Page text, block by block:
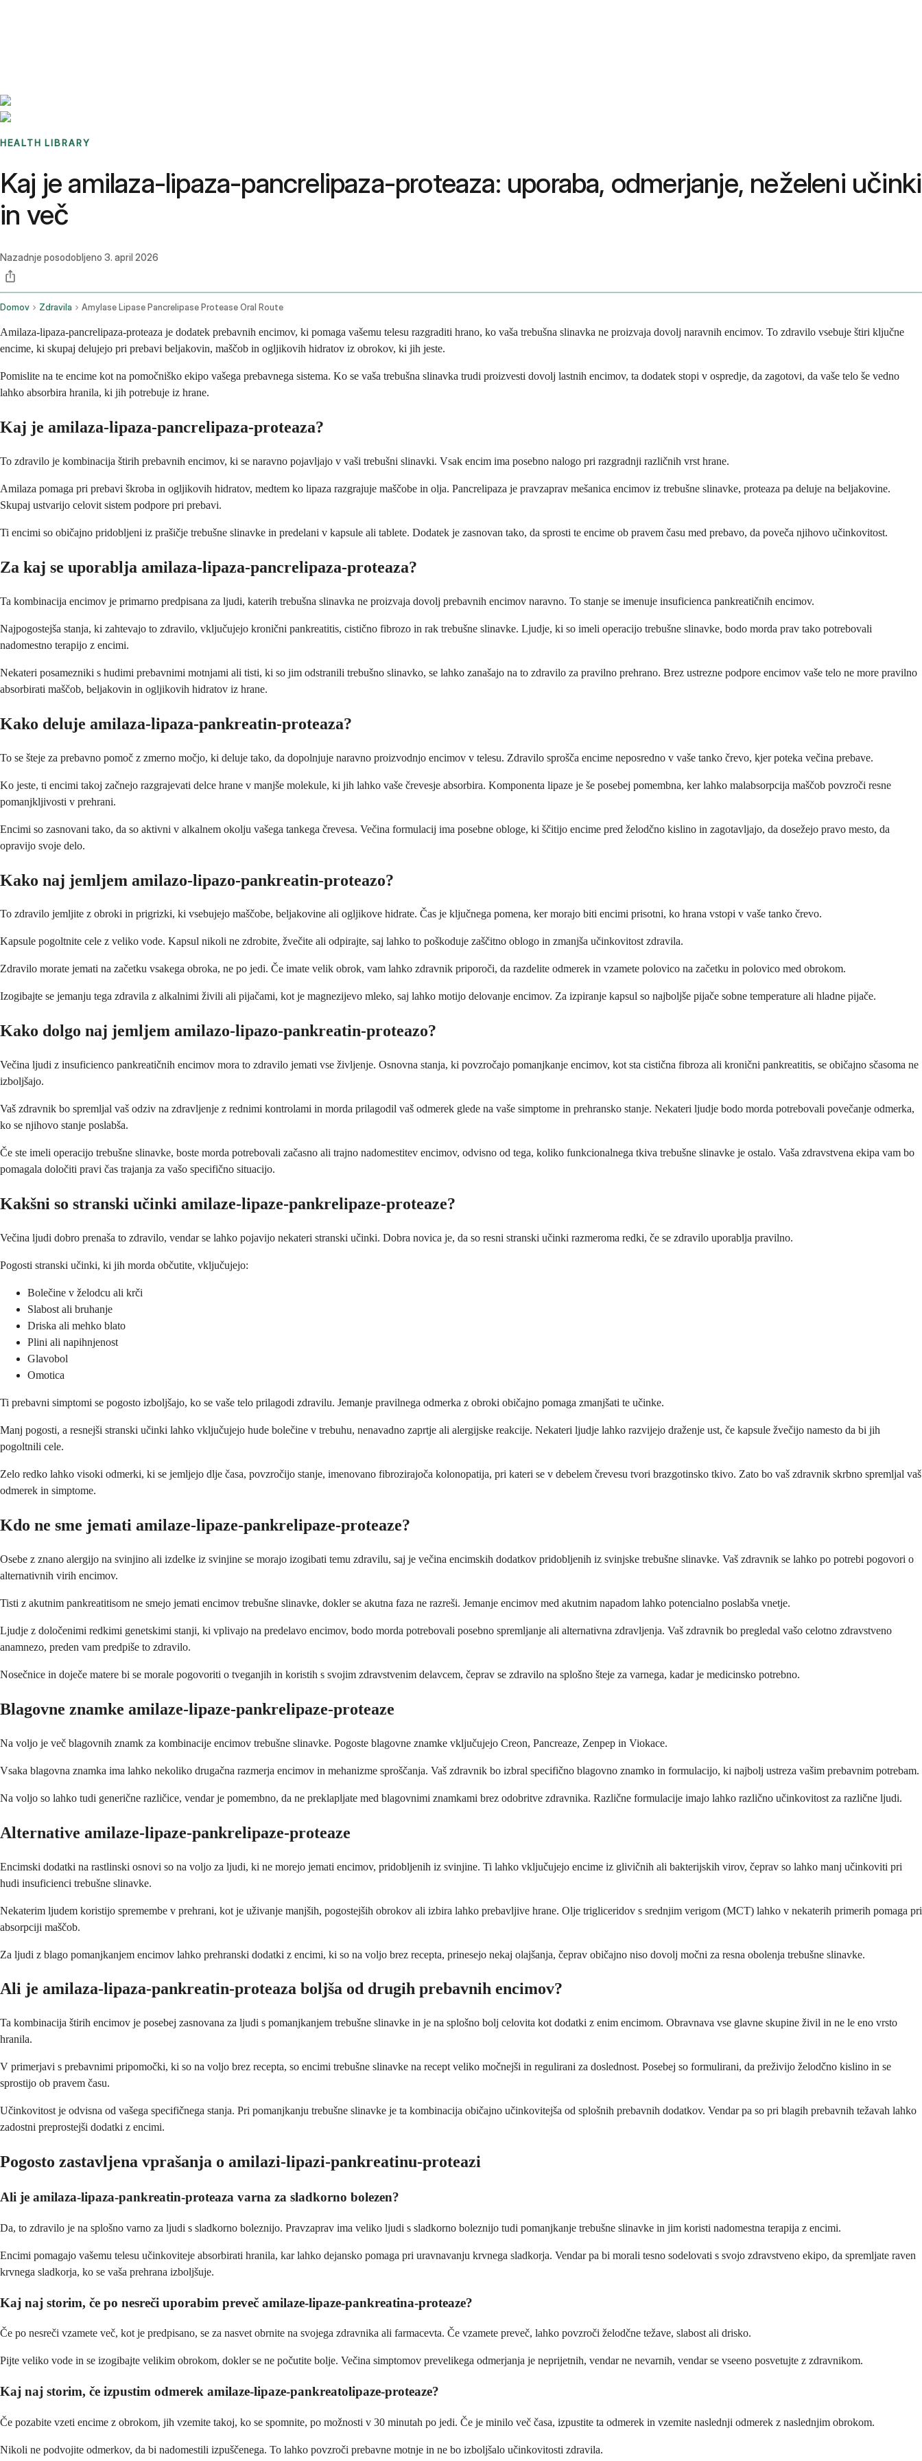
HEALTH LIBRARY
Kaj je amilaza-lipaza-pancrelipaza-proteaza: uporaba, odmerjanje, neželeni učinki
in več
Nazadnje posodobljeno 3. april 2026
Domov Zdravila Amylase Lipase Pancrelipase Protease Oral Route
Amilaza-lipaza-pancrelipaza-proteaza je dodatek prebavnih encimov, ki pomaga vašemu telesu razgraditi hrano, ko vaša trebušna slinavka ne proizvaja dovolj naravnih encimov. To zdravilo vsebuje štiri ključne
encime, ki skupaj delujejo pri prebavi beljakovin, maščob in ogljikovih hidratov iz obrokov, ki jih jeste.
Pomislite na te encime kot na pomočniško ekipo vašega prebavnega sistema. Ko se vaša trebušna slinavka trudi proizvesti dovolj lastnih encimov, ta dodatek stopi v ospredje, da zagotovi, da vaše telo še vedno
lahko absorbira hranila, ki jih potrebuje iz hrane.
Kaj je amilaza-lipaza-pancrelipaza-proteaza?
To zdravilo je kombinacija štirih prebavnih encimov, ki se naravno pojavljajo v vaši trebušni slinavki. Vsak encim ima posebno nalogo pri razgradnji različnih vrst hrane.
Amilaza pomaga pri prebavi škroba in ogljikovih hidratov, medtem ko lipaza razgrajuje maščobe in olja. Pancrelipaza je pravzaprav mešanica encimov iz trebušne slinavke, proteaza pa deluje na beljakovine.
Skupaj ustvarijo celovit sistem podpore pri prebavi.
Ti encimi so običajno pridobljeni iz prašičje trebušne slinavke in predelani v kapsule ali tablete. Dodatek je zasnovan tako, da sprosti te encime ob pravem času med prebavo, da poveča njihovo učinkovitost.
Za kaj se uporablja amilaza-lipaza-pancrelipaza-proteaza?
Ta kombinacija encimov je primarno predpisana za ljudi, katerih trebušna slinavka ne proizvaja dovolj prebavnih encimov naravno. To stanje se imenuje insuficienca pankreatičnih encimov.
Najpogostejša stanja, ki zahtevajo to zdravilo, vključujejo kronični pankreatitis, cistično fibrozo in rak trebušne slinavke. Ljudje, ki so imeli operacijo trebušne slinavke, bodo morda prav tako potrebovali
nadomestno terapijo z encimi.
Nekateri posamezniki s hudimi prebavnimi motnjami ali tisti, ki so jim odstranili trebušno slinavko, se lahko zanašajo na to zdravilo za pravilno prehrano. Brez ustrezne podpore encimov vaše telo ne more pravilno
absorbirati maščob, beljakovin in ogljikovih hidratov iz hrane.
Kako deluje amilaza-lipaza-pankreatin-proteaza?
To se šteje za prebavno pomoč z zmerno močjo, ki deluje tako, da dopolnjuje naravno proizvodnjo encimov v telesu. Zdravilo sprošča encime neposredno v vaše tanko črevo, kjer poteka večina prebave.
Ko jeste, ti encimi takoj začnejo razgrajevati delce hrane v manjše molekule, ki jih lahko vaše črevesje absorbira. Komponenta lipaze je še posebej pomembna, ker lahko malabsorpcija maščob povzroči resne
pomanjkljivosti v prehrani.
Encimi so zasnovani tako, da so aktivni v alkalnem okolju vašega tankega črevesa. Večina formulacij ima posebne obloge, ki ščitijo encime pred želodčno kislino in zagotavljajo, da dosežejo pravo mesto, da
opravijo svoje delo.
Kako naj jemljem amilazo-lipazo-pankreatin-proteazo?
To zdravilo jemljite z obroki in prigrizki, ki vsebujejo maščobe, beljakovine ali ogljikove hidrate. Čas je ključnega pomena, ker morajo biti encimi prisotni, ko hrana vstopi v vaše tanko črevo.
Kapsule pogoltnite cele z veliko vode. Kapsul nikoli ne zdrobite, žvečite ali odpirajte, saj lahko to poškoduje zaščitno oblogo in zmanjša učinkovitost zdravila.
Zdravilo morate jemati na začetku vsakega obroka, ne po jedi. Če imate velik obrok, vam lahko zdravnik priporoči, da razdelite odmerek in vzamete polovico na začetku in polovico med obrokom.
Izogibajte se jemanju tega zdravila z alkalnimi živili ali pijačami, kot je magnezijevo mleko, saj lahko motijo delovanje encimov. Za izpiranje kapsul so najboljše pijače sobne temperature ali hladne pijače.
Kako dolgo naj jemljem amilazo-lipazo-pankreatin-proteazo?
Večina ljudi z insuficienco pankreatičnih encimov mora to zdravilo jemati vse življenje. Osnovna stanja, ki povzročajo pomanjkanje encimov, kot sta cistična fibroza ali kronični pankreatitis, se običajno sčasoma ne
izboljšajo.
Vaš zdravnik bo spremljal vaš odziv na zdravljenje z rednimi kontrolami in morda prilagodil vaš odmerek glede na vaše simptome in prehransko stanje. Nekateri ljudje bodo morda potrebovali povečanje odmerka,
ko se njihovo stanje poslabša.
Če ste imeli operacijo trebušne slinavke, boste morda potrebovali začasno ali trajno nadomestitev encimov, odvisno od tega, koliko funkcionalnega tkiva trebušne slinavke je ostalo. Vaša zdravstvena ekipa vam bo
pomagala določiti pravi čas trajanja za vašo specifično situacijo.
Kakšni so stranski učinki amilaze-lipaze-pankrelipaze-proteaze?
Večina ljudi dobro prenaša to zdravilo, vendar se lahko pojavijo nekateri stranski učinki. Dobra novica je, da so resni stranski učinki razmeroma redki, če se zdravilo uporablja pravilno.
Pogosti stranski učinki, ki jih morda občutite, vključujejo:
Bolečine v želodcu ali krči
Slabost ali bruhanje
Driska ali mehko blato
Plini ali napihnjenost
Glavobol
Omotica
Ti prebavni simptomi se pogosto izboljšajo, ko se vaše telo prilagodi zdravilu. Jemanje pravilnega odmerka z obroki običajno pomaga zmanjšati te učinke.
Manj pogosti, a resnejši stranski učinki lahko vključujejo hude bolečine v trebuhu, nenavadno zaprtje ali alergijske reakcije. Nekateri ljudje lahko razvijejo draženje ust, če kapsule žvečijo namesto da bi jih
pogoltnili cele.
Zelo redko lahko visoki odmerki, ki se jemljejo dlje časa, povzročijo stanje, imenovano fibrozirajoča kolonopatija, pri kateri se v debelem črevesu tvori brazgotinsko tkivo. Zato bo vaš zdravnik skrbno spremljal vaš
odmerek in simptome.
Kdo ne sme jemati amilaze-lipaze-pankrelipaze-proteaze?
Osebe z znano alergijo na svinjino ali izdelke iz svinjine se morajo izogibati temu zdravilu, saj je večina encimskih dodatkov pridobljenih iz svinjske trebušne slinavke. Vaš zdravnik se lahko po potrebi pogovori o
alternativnih virih encimov.
Tisti z akutnim pankreatitisom ne smejo jemati encimov trebušne slinavke, dokler se akutna faza ne razreši. Jemanje encimov med akutnim napadom lahko potencialno poslabša vnetje.
Ljudje z določenimi redkimi genetskimi stanji, ki vplivajo na predelavo encimov, bodo morda potrebovali posebno spremljanje ali alternativna zdravljenja. Vaš zdravnik bo pregledal vašo celotno zdravstveno
anamnezo, preden vam predpiše to zdravilo.
Nosečnice in doječe matere bi se morale pogovoriti o tveganjih in koristih s svojim zdravstvenim delavcem, čeprav se zdravilo na splošno šteje za varnega, kadar je medicinsko potrebno.
Blagovne znamke amilaze-lipaze-pankrelipaze-proteaze
Na voljo je več blagovnih znamk za kombinacije encimov trebušne slinavke. Pogoste blagovne znamke vključujejo Creon, Pancreaze, Zenpep in Viokace.
Vsaka blagovna znamka ima lahko nekoliko drugačna razmerja encimov in mehanizme sproščanja. Vaš zdravnik bo izbral specifično blagovno znamko in formulacijo, ki najbolj ustreza vašim prebavnim potrebam.
Na voljo so lahko tudi generične različice, vendar je pomembno, da ne preklapljate med blagovnimi znamkami brez odobritve zdravnika. Različne formulacije imajo lahko različno učinkovitost za različne ljudi.
Alternative amilaze-lipaze-pankrelipaze-proteaze
Encimski dodatki na rastlinski osnovi so na voljo za ljudi, ki ne morejo jemati encimov, pridobljenih iz svinjine. Ti lahko vključujejo encime iz glivičnih ali bakterijskih virov, čeprav so lahko manj učinkoviti pri
hudi insuficienci trebušne slinavke.
Nekaterim ljudem koristijo spremembe v prehrani, kot je uživanje manjših, pogostejših obrokov ali izbira lahko prebavljive hrane. Olje trigliceridov s srednjim verigom (MCT) lahko v nekaterih primerih pomaga pri
absorpciji maščob.
Za ljudi z blago pomanjkanjem encimov lahko prehranski dodatki z encimi, ki so na voljo brez recepta, prinesejo nekaj olajšanja, čeprav običajno niso dovolj močni za resna obolenja trebušne slinavke.
Ali je amilaza-lipaza-pankreatin-proteaza boljša od drugih prebavnih encimov?
Ta kombinacija štirih encimov je posebej zasnovana za ljudi s pomanjkanjem trebušne slinavke in je na splošno bolj celovita kot dodatki z enim encimom. Obravnava vse glavne skupine živil in ne le eno vrsto
hranila.
V primerjavi s prebavnimi pripomočki, ki so na voljo brez recepta, so encimi trebušne slinavke na recept veliko močnejši in regulirani za doslednost. Posebej so formulirani, da preživijo želodčno kislino in se
sprostijo ob pravem času.
Učinkovitost je odvisna od vašega specifičnega stanja. Pri pomanjkanju trebušne slinavke je ta kombinacija običajno učinkovitejša od splošnih prebavnih dodatkov. Vendar pa so pri blagih prebavnih težavah lahko
zadostni preprostejši dodatki z encimi.
Pogosto zastavljena vprašanja o amilazi-lipazi-pankreatinu-proteazi
Ali je amilaza-lipaza-pankreatin-proteaza varna za sladkorno bolezen?
Da, to zdravilo je na splošno varno za ljudi s sladkorno boleznijo. Pravzaprav ima veliko ljudi s sladkorno boleznijo tudi pomanjkanje trebušne slinavke in jim koristi nadomestna terapija z encimi.
Encimi pomagajo vašemu telesu učinkoviteje absorbirati hranila, kar lahko dejansko pomaga pri uravnavanju krvnega sladkorja. Vendar pa bi morali tesno sodelovati s svojo zdravstveno ekipo, da spremljate raven
krvnega sladkorja, ko se vaša prehrana izboljšuje.
Kaj naj storim, če po nesreči uporabim preveč amilaze-lipaze-pankreatina-proteaze?
Če po nesreči vzamete več, kot je predpisano, se za nasvet obrnite na svojega zdravnika ali farmacevta. Če vzamete preveč, lahko povzroči želodčne težave, slabost ali drisko.
Pijte veliko vode in se izogibajte velikim obrokom, dokler se ne počutite bolje. Večina simptomov prevelikega odmerjanja je neprijetnih, vendar ne nevarnih, vendar se vseeno posvetujte z zdravnikom.
Kaj naj storim, če izpustim odmerek amilaze-lipaze-pankreatolipaze-proteaze?
Če pozabite vzeti encime z obrokom, jih vzemite takoj, ko se spomnite, po možnosti v 30 minutah po jedi. Če je minilo več časa, izpustite ta odmerek in vzemite naslednji odmerek z naslednjim obrokom.
Nikoli ne podvojite odmerkov, da bi nadomestili izpuščenega. To lahko povzroči prebavne motnje in ne bo izboljšalo učinkovitosti zdravila.